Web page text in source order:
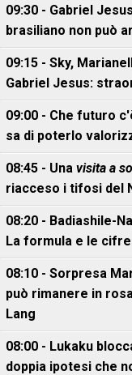
09:30 - Gabriel
brasiliano non può
09:15 - Sky,
Gabriel Jesus:
09:00 - Che futuro
sa di poterlo
08:45 - Una visita a
riacceso i tifosi del
08:20 - Badiashile-
La formula e le
08:10 - Sorpresa
può rimanere in
Lang
08:00 - Lukaku
doppia ipotesi che